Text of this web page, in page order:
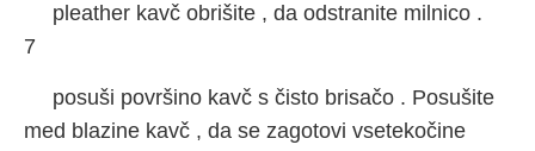
pleather kavč obrišite , da odstranite milnico .
7
posuši površino kavč s čisto brisačo . Posušite
med blazine kavč , da se zagotovi vsetekočine